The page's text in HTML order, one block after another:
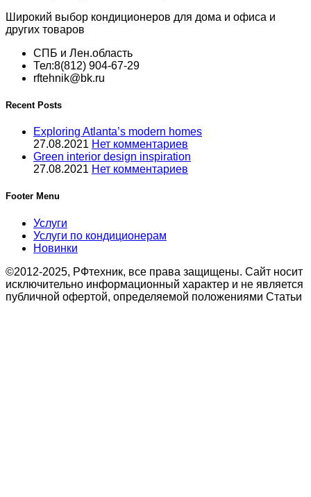
Широкий выбор кондиционеров для дома и офиса и
других товаров
СПБ и Лен.область
Тел:8(812) 904-67-29
rftehnik@bk.ru
Recent Posts
Exploring Atlanta’s modern homes
27.08.2021 Нет комментариев
Green interior design inspiration
27.08.2021 Нет комментариев
Footer Menu
Услуги
Услуги по кондиционерам
Новинки
©2012-2025, РФтехник, все права защищены. Сайт носит
исключительно информационный характер и не является
публичной офертой, определяемой положениями Статьи